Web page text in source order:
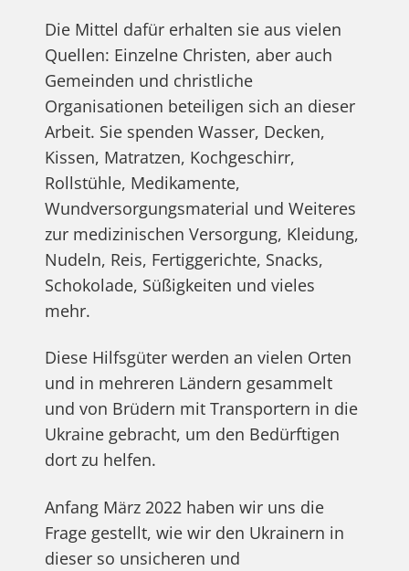
Die Mittel dafür erhalten sie aus vielen
Quellen: Einzelne Christen, aber auch
Gemeinden und christliche
Organisationen beteiligen sich an dieser
Arbeit. Sie spenden Wasser, Decken,
Kissen, Matratzen, Kochgeschirr,
Rollstühle, Medikamente,
Wundversorgungsmaterial und Weiteres
zur medizinischen Versorgung, Kleidung,
Nudeln, Reis, Fertiggerichte, Snacks,
Schokolade, Süßigkeiten und vieles
mehr.
Diese Hilfsgüter werden an vielen Orten
und in mehreren Ländern gesammelt
und von Brüdern mit Transportern in die
Ukraine gebracht, um den Bedürftigen
dort zu helfen.
Anfang März 2022 haben wir uns die
Frage gestellt, wie wir den Ukrainern in
dieser so unsicheren und